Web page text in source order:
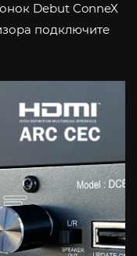
Debut ConneX
подключите